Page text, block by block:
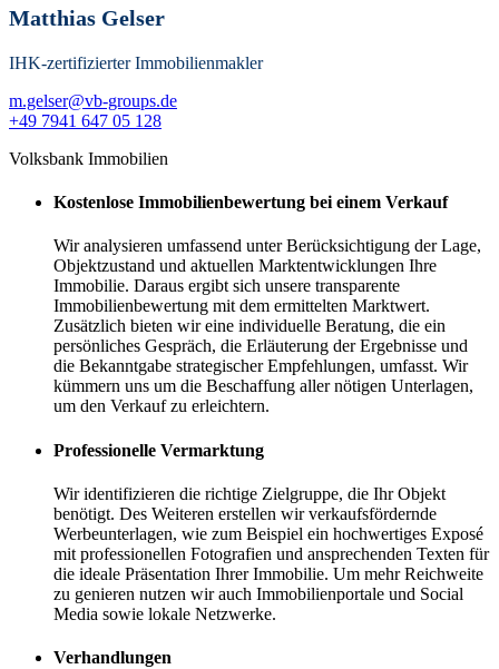
Matthias Gelser
IHK-zertifizierter Immobilienmakler
m.gelser@vb-groups.de
+49 7941 647 05 128
Volksbank Immobilien
Kostenlose Immobilienbewertung bei einem Verkauf
Wir analysieren umfassend unter Berücksichtigung der Lage,
Objektzustand und aktuellen Marktentwicklungen Ihre
Immobilie. Daraus ergibt sich unsere transparente
Immobilienbewertung mit dem ermittelten Marktwert.
Zusätzlich bieten wir eine individuelle Beratung, die ein
persönliches Gespräch, die Erläuterung der Ergebnisse und
die Bekanntgabe strategischer Empfehlungen, umfasst. Wir
kümmern uns um die Beschaffung aller nötigen Unterlagen,
um den Verkauf zu erleichtern.
Professionelle Vermarktung
Wir identifizieren die richtige Zielgruppe, die Ihr Objekt
benötigt. Des Weiteren erstellen wir verkaufsfördernde
Werbeunterlagen, wie zum Beispiel ein hochwertiges Exposé
mit professionellen Fotografien und ansprechenden Texten für
die ideale Präsentation Ihrer Immobilie. Um mehr Reichweite
zu genieren nutzen wir auch Immobilienportale und Social
Media sowie lokale Netzwerke.
Verhandlungen